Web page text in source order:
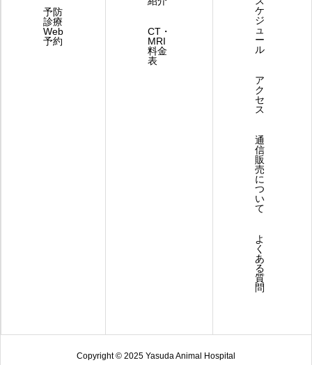
予防
診療
Web
予約
CT・
MRI
料金
表
ケ
ジ
ュ
ー
ル
ア
ク
セ
ス
通
信
販
売
に
つ
い
て
よ
く
あ
る
質
問
Copyright © 2025 Yasuda Animal Hospital